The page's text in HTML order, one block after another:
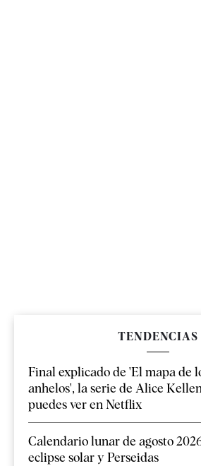
TENDENCIAS
Final explicado de 'El mapa de
anhelos', la serie de Alice
puedes ver en Netflix
Calendario lunar de agosto
eclipse solar y Perseidas